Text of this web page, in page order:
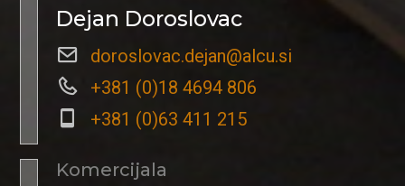
Dejan Doroslovac
doroslovac.dejan@alcu.si
+381 (0)18 4694 806
+381 (0)63 411 215
Komercijala